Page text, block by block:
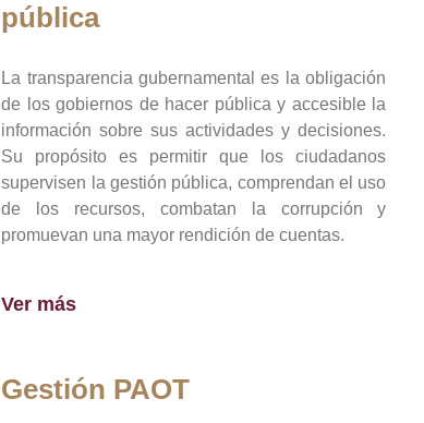
pública
La transparencia gubernamental es la obligación
de los gobiernos de hacer pública y accesible la
información sobre sus actividades y decisiones.
Su propósito es permitir que los ciudadanos
supervisen la gestión pública, comprendan el uso
de los recursos, combatan la corrupción y
promuevan una mayor rendición de cuentas.
Ver más
Gestión PAOT